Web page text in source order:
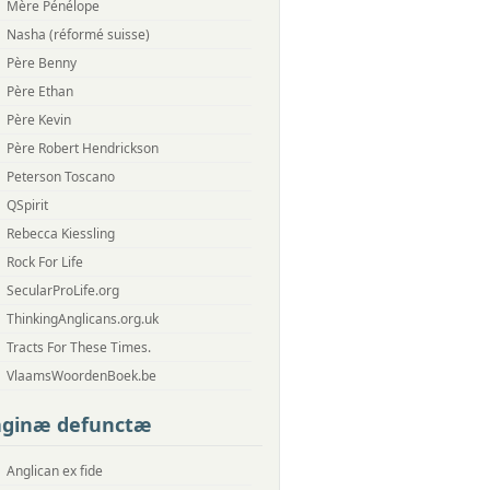
Mère Pénélope
Nasha (réformé suisse)
Père Benny
Père Ethan
Père Kevin
Père Robert Hendrickson
Peterson Toscano
QSpirit
Rebecca Kiessling
Rock For Life
SecularProLife.org
ThinkingAnglicans.org.uk
Tracts For These Times.
VlaamsWoordenBoek.be
defunctæ
Anglican ex fide